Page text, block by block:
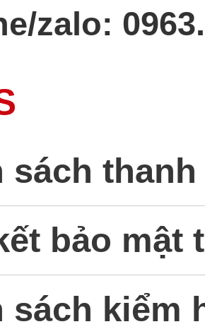
zalo:
sách
bảo mật
sách kiểm